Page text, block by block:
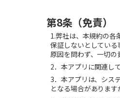
第8条（免責）
1.弊社は、本規約の各
保証しないとしてい
原因を問わず、一切の
2．本アプリに関連し
3．本アプリは、シス
となる場合がありま